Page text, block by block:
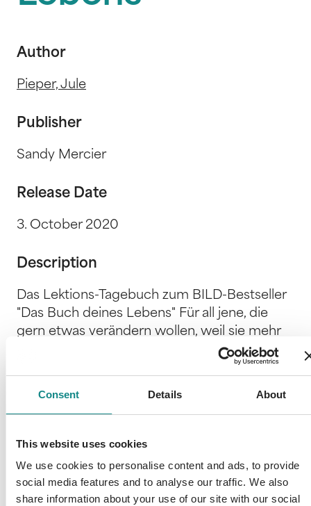
Consent Details About
This website uses cookies
We use cookies to personalise content and ads, to provide
social media features and to analyse our traffic. We also
share information about your use of our site with our social
Author
Pieper, Jule
Publisher
Sandy Mercier
Release Date
3. October 2020
Description
Das Lektions-Tagebuch zum BILD-Bestseller
"Das Buch deines Lebens" Für all jene, die
gern etwas verändern wollen, weil sie mehr
vom Leben erwarten. Dieses Buch ist ein
Lektions-Tagebuch. Hier kannst du die
nehmen. Denn du hast es verdient, glücklich
zu sein!